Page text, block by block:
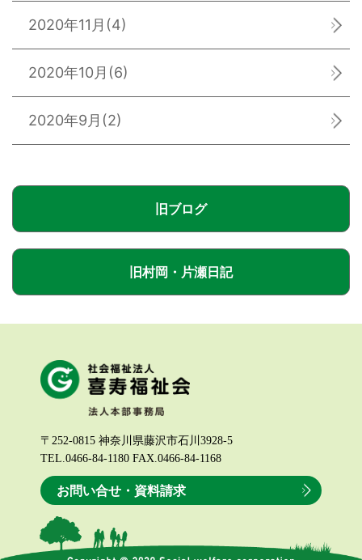
2020年11月 (4)
2020年10月 (6)
2020年9月 (2)
旧ブログ
旧村岡・片瀬日記
〒252-0815 神奈川県藤沢市石川3928-5
TEL.0466-84-1180 FAX.0466-84-1168
お問い合せ・資料請求